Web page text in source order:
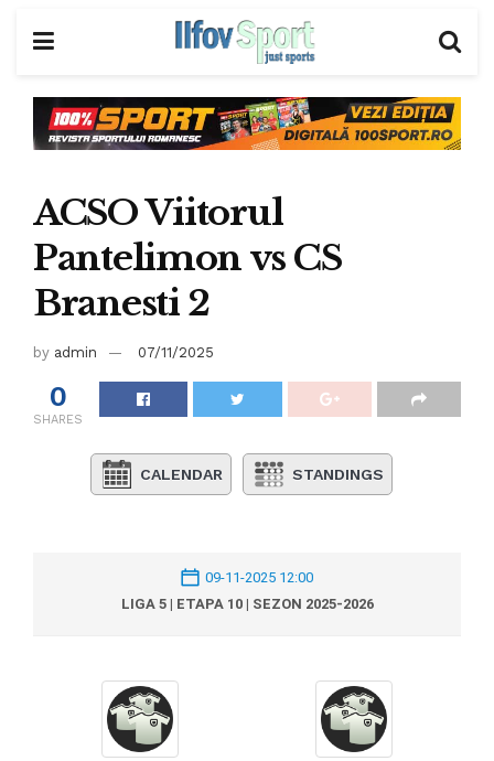
ACSO Viitorul
Pantelimon vs CS
Branesti 2
by admin 07/11/2025
0
SHARES
CALENDAR STANDINGS
09-11-2025 12:00
LIGA 5 | ETAPA 10 | SEZON 2025-2026